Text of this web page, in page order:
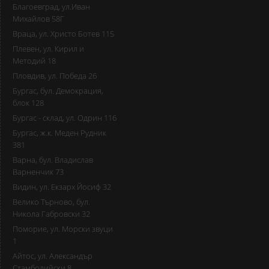
Благоевград, ул.Иван
Михайлов 58Г
Враца, ул. Христо Ботев 115
Плевен, ул. Кирил и
Методий 18
Пловдив, ул. Победа 26
Бургас, бул. Демокрация,
блок 128
Бургас - склад, ул. Одрин 116
Бургас, ж.к. Меден Рудник
381
Варна, бул. Владислав
Варненчик 73
Видин, ул. Екзарх Йосиф 32
Велико Търново, бул.
Никола Габровски 32
Поморие, ул. Морски звуци
1
Айтос, ул. Александър